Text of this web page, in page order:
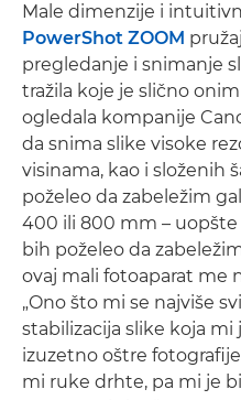
Male dimenzije i
PowerShot ZOOM
pregledanje i snimanje
tražila koje je slično
ogledala kompanije
da snima slike visoke
visinama, kao i složenih
poželeo da zabeležim
400 ili 800 mm –
bih poželeo da
ovaj mali fotoaparat me
„Ono što mi se najviše
stabilizacija slike koja
izuzetno oštre
mi ruke drhte, pa mi je